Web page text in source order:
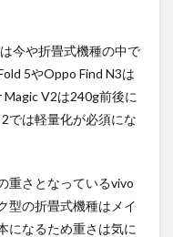
今や折畳式機種の中で
5やOppo Find N3は
V2は240g前後に
では軽量化が必須にな
重さとなっているvivo
型の折畳式機種はメイ
になるため重さは気に